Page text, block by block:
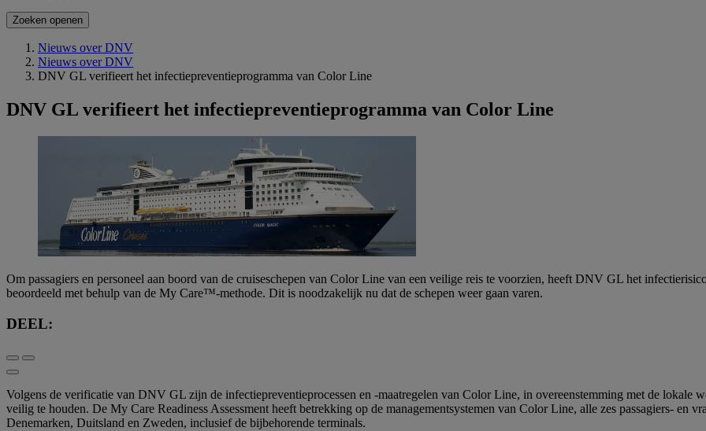
Zoeken openen
Nieuws over DNV
Nieuws over DNV
DNV GL verifieert het infectiepreventieprogramma van Color Line
DNV GL verifieert het infectiepreventieprogramma van Color Line
Om passagiers en personeel aan boord van de cruiseschepen van Color Line van een veilige reis te voorzien, heeft DNV GL het
beoordeeld met behulp van de My Care™-methode. Dit is noodzakelijk nu dat de schepen weer gaan varen.
DEEL:
Volgens de verificatie van DNV GL zijn de infectiepreventieprocessen en -maatregelen van Color Line, in overeenstemming met de lokale
veilig te houden. De My Care Readiness Assessment heeft betrekking op de managementsystemen van Color Line, alle zes passagiers- en
Denemarken, Duitsland en Zweden, inclusief de bijbehorende terminals.